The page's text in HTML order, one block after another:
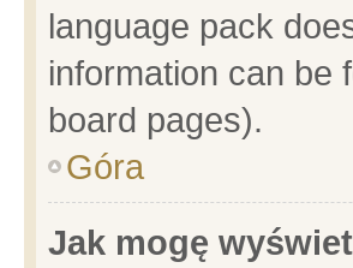
language pack
information can be
board pages).
Góra
Jak mogę